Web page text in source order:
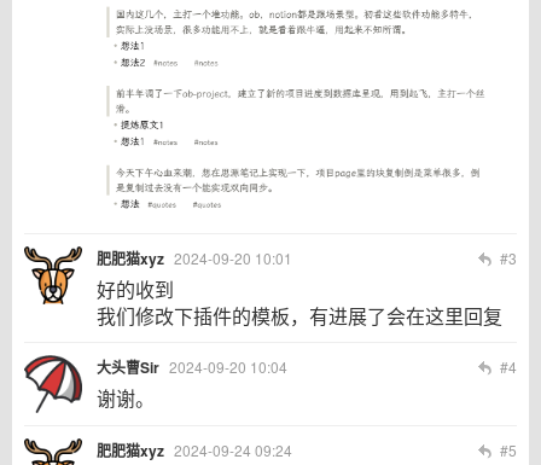
肥肥猫xyz 2024-09-20 10:01 #3
好的收到
我们修改下插件的模板，有进展了会在这里回复
大头曹Sir 2024-09-20 10:04 #4
谢谢。
肥肥猫xyz 2024-09-24 09:24 #5